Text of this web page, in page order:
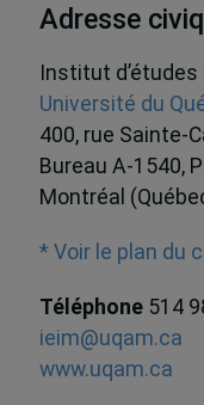
Adresse
Institut
Université du
400, rue Sainte-
Bureau A-1540,
Montréal
* Voir le plan du
Téléphone 514
ieim@uqam.ca
www.uqam.ca